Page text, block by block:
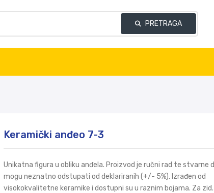
PRETRAGA
Keramički anđeo 7-3
Unikatna figura u obliku anđela. Proizvod je ručni rad te stvarne
mogu neznatno odstupati od deklariranih (+/- 5%). Izrađen od
visokokvalitetne keramike i dostupni su u raznim bojama. Za zid.